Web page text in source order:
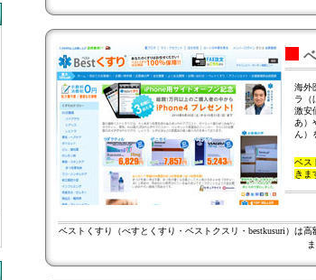
海外
ラ（
激安
あ）
ん）
ベス
きま
ベストくすり（べすとくすり・ベストクスリ・bestkusuri）は